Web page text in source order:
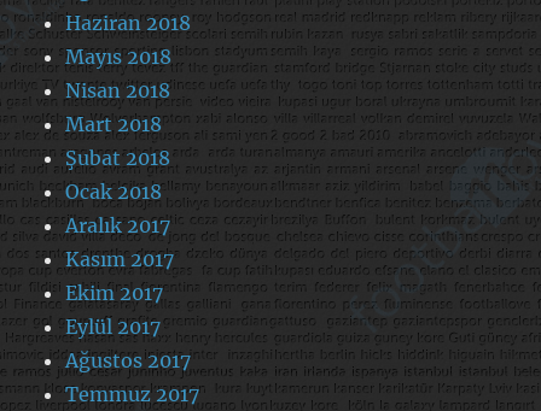
Haziran 2018
Mayıs 2018
Nisan 2018
Mart 2018
Şubat 2018
Ocak 2018
Aralık 2017
Kasım 2017
Ekim 2017
Eylül 2017
Ağustos 2017
Temmuz 2017